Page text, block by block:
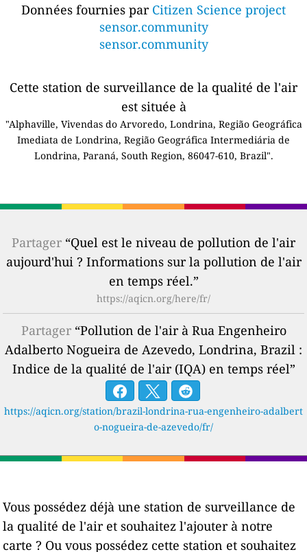
Données fournies par Citizen Science project
sensor.community
sensor.community
Cette station de surveillance de la qualité de l'air
est située à
"Alphaville, Vivendas do Arvoredo, Londrina, Região Geográfica
Imediata de Londrina, Região Geográfica Intermediária de
Londrina, Paraná, South Region, 86047-610, Brazil".
Partager “Quel est le niveau de pollution de l'air
aujourd'hui ? Informations sur la pollution de l'air
en temps réel.”
https://aqicn.org/here/fr/
Partager“Pollution de l'air à Rua Engenheiro
Adalberto Nogueira de Azevedo, Londrina, Brazil :
Indice de la qualité de l'air (IQA) en temps réel”
https://aqicn.org/station/brazil-londrina-rua-engenheiro-adalbert
o-nogueira-de-azevedo/fr/
Vous possédez déjà une station de surveillance de
la qualité de l'air et souhaitez l'ajouter à notre
carte ? Ou vous possédez cette station et souhaitez